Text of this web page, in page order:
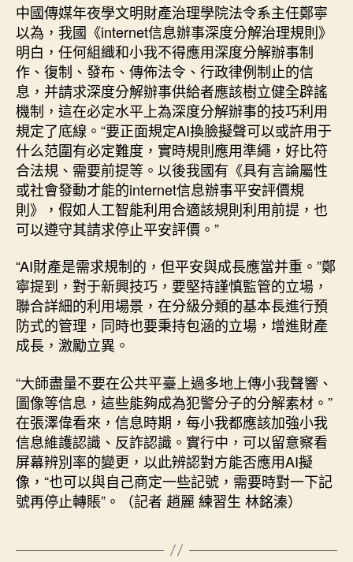
中國傳媒年夜學文明財產治理學院法令系主任鄭寧
以為，我國《internet信息辦事深度分解治理規則》
明白，任何組織和小我不得應用深度分解辦事制
作、復制、發布、傳佈法令、行政律例制止的信
息，并請求深度分解辦事供給者應該樹立健全辟謠
機制，這在必定水平上為深度分解辦事的技巧利用
規定了底線。“要正面規定AI換臉擬聲可以或許用于
什么范圍有必定難度，實時規則應用準繩，好比符
合法規、需要前提等。以後我國有《具有言論屬性
或社會發動才能的internet信息辦事平安評價規
則》，假如人工智能利用合適該規則利用前提，也
可以遵守其請求停止平安評價。”
“AI財產是需求規制的，但平安與成長應當并重。”鄭
寧提到，對于新興技巧，要堅持謹慎監管的立場，
聯合詳細的利用場景，在分級分類的基本長進行預
防式的管理，同時也要秉持包涵的立場，增進財產
成長，激勵立異。
“大師盡量不要在公共平臺上過多地上傳小我聲響、
圖像等信息，這些能夠成為犯警分子的分解素材。”
在張澤偉看來，信息時期，每小我都應該加強小我
信息維護認識、反詐認識。實行中，可以留意察看
屏幕辨別率的變更，以此辨認對方能否應用AI擬
像，“也可以與自己商定一些記號，需要時對一下記
號再停止轉賬”。（記者 趙麗 練習生 林銘溱）